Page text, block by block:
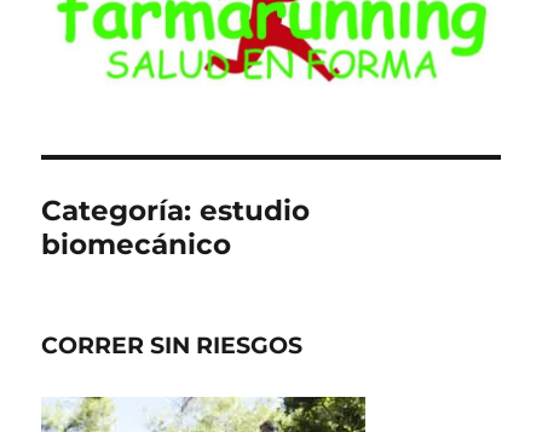
Categoría:estudio
biomecánico
CORRER SIN RIESGOS